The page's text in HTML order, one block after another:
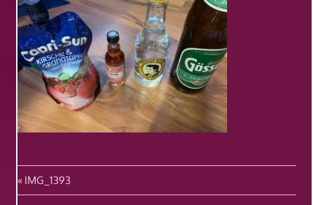
Beitragsnavigation
Vorheriger
Beitrag:
IMG_1393